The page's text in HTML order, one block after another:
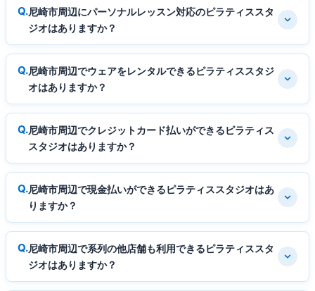
尼崎市周辺にパーソナルレッスン対応のピラティススタ
ジオはありますか？
尼崎市周辺でウェアをレンタルできるピラティススタジ
オはありますか？
尼崎市周辺でクレジットカード払いができるピラティス
スタジオはありますか？
尼崎市周辺で現金払いができるピラティススタジオはあ
りますか？
尼崎市周辺で系列の他店舗も利用できるピラティススタ
ジオはありますか？